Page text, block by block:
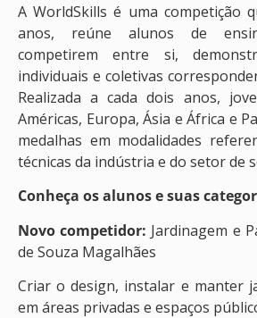
A WorldSkills é uma competição
anos, reúne alunos de
competirem entre si,
individuais e coletivas
Realizada a cada dois anos,
Américas, Europa, Ásia e África e
medalhas em modalidades
técnicas da indústria e do setor de
Conheça os alunos e suas
Novo competidor: Jardinagem e
de Souza Magalhães
Criar o design, instalar e manter
em áreas privadas e espaços